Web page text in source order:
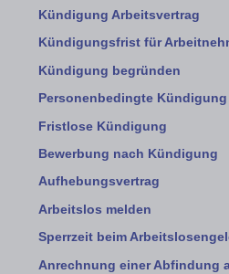
Kündigung Arbeitsvertrag
Kündigungsfrist für
Kündigung begründen
Personenbedingte Kündigung
Fristlose Kündigung
Bewerbung nach Kündigung
Aufhebungsvertrag
Arbeitslos melden
Sperrzeit beim
Anrechnung einer Abfindung